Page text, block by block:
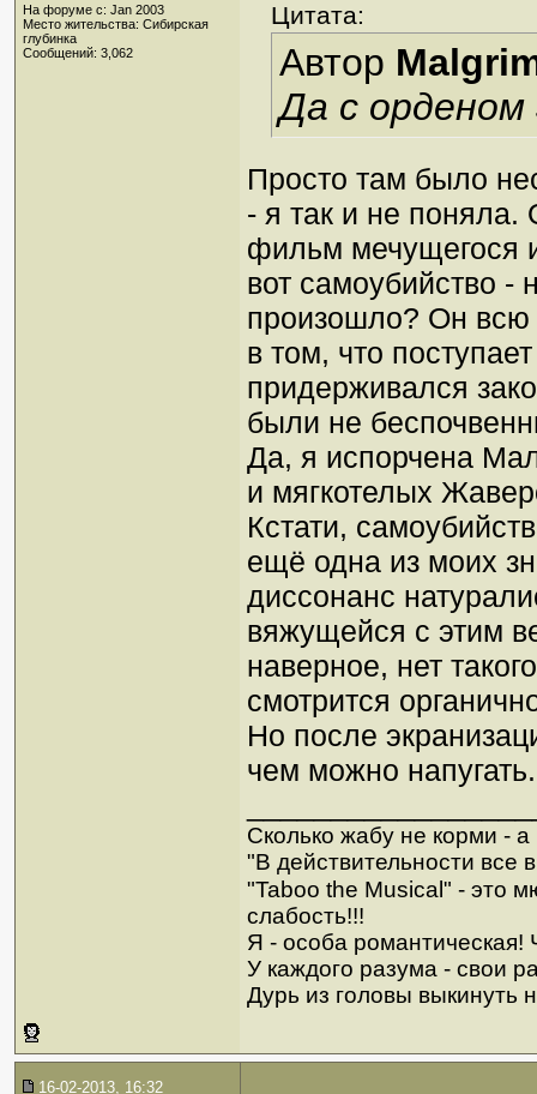
На форуме с: Jan 2003
Место жительства: Сибирская
глубинка
Сообщений: 3,062
Цитата:
Автор
Да с
Просто там было
- я так и не поняла.
фильм мечущегося
вот самоубийство -
произошло? Он всю
в том, что
придерживался
были не
Да, я испорчена
и мягкотелых
Кстати,
ещё одна из моих
диссонанс
вяжущейся с этим
наверное, нет
смотрится
Но после
чем можно
Сколько жабу не корми -
"В действительности все
"Taboo the Musical" - это
слабость!!!
Я - особа романтическая!
У каждого разума - свои
Дурь из головы выкинуть
16-02-2013, 16:32